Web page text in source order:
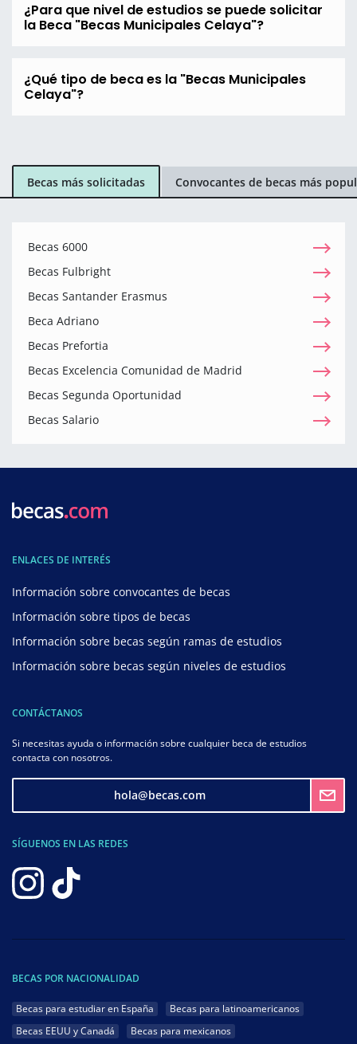
¿Para que nivel de estudios se puede solicitar
la Beca "Becas Municipales Celaya"?
¿Qué tipo de beca es la "Becas Municipales
Celaya"?
Becas más solicitadas Convocantes de becas más
Becas 6000
Becas Fulbright
Becas Santander Erasmus
Beca Adriano
Becas Prefortia
Becas Excelencia Comunidad de Madrid
Becas Segunda Oportunidad
Becas Salario
ENLACES DE INTERÉS
Información sobre convocantes de becas
Información sobre tipos de becas
Información sobre becas según ramas de estudios
Información sobre becas según niveles de estudios
CONTÁCTANOS
Si necesitas ayuda o información sobre cualquier beca de estudios
contacta con nosotros.
hola@becas.com
SÍGUENOS EN LAS REDES
BECAS POR NACIONALIDAD
Becas para estudiar en España
Becas para latinoamericanos
Becas EEUU y Canadá
Becas para mexicanos